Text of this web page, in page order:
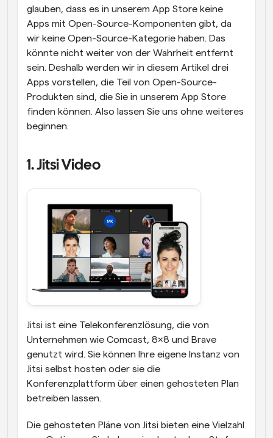
glauben, dass es in unserem App Store keine
Apps mit Open-Source-Komponenten gibt, da
wir keine Open-Source-Kategorie haben. Das
könnte nicht weiter von der Wahrheit entfernt
sein. Deshalb werden wir in diesem Artikel drei
Apps vorstellen, die Teil von Open-Source-
Produkten sind, die Sie in unserem App Store
finden können. Also lassen Sie uns ohne weiteres
beginnen.
1. Jitsi Video
Jitsi ist eine Telekonferenzlösung, die von
Unternehmen wie Comcast, 8x8 und Brave
genutzt wird. Sie können Ihre eigene Instanz von
Jitsi selbst hosten oder sie die
Konferenzplattform über einen gehosteten Plan
betreiben lassen.
Die gehosteten Pläne von Jitsi bieten eine Vielzahl